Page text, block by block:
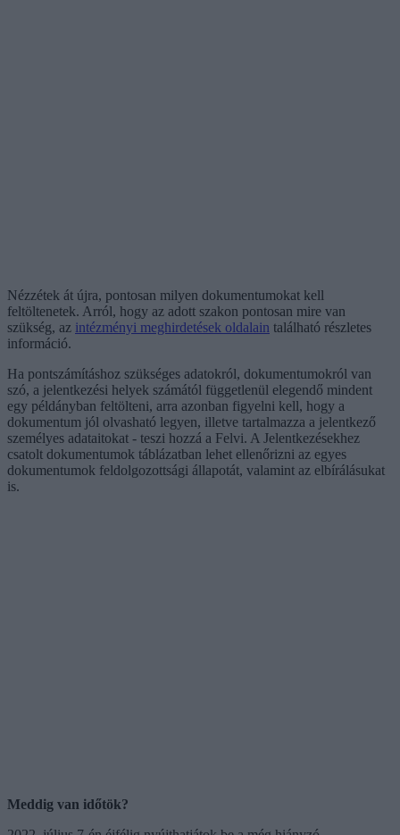
Nézzétek át újra, pontosan milyen dokumentumokat kell
feltöltenetek. Arról, hogy az adott szakon pontosan mire van
szükség, az intézményi meghirdetések oldalain található részletes
információ.
Ha pontszámításhoz szükséges adatokról, dokumentumokról van
szó, a jelentkezési helyek számától függetlenül elegendő mindent
egy példányban feltölteni, arra azonban figyelni kell, hogy a
dokumentum jól olvasható legyen, illetve tartalmazza a jelentkező
személyes adataitokat - teszi hozzá a Felvi. A Jelentkezésekhez
csatolt dokumentumok táblázatban lehet ellenőrizni az egyes
dokumentumok feldolgozottsági állapotát, valamint az elbírálásukat
is.
Meddig van időtök?